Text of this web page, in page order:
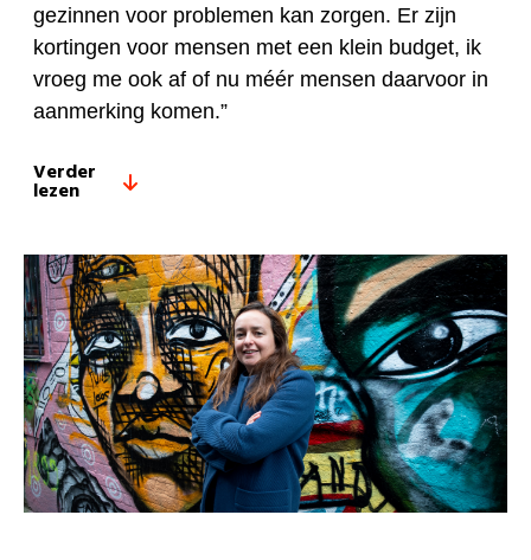
gezinnen voor problemen kan zorgen. Er zijn
kortingen voor mensen met een klein budget, ik
vroeg me ook af of nu méér mensen daarvoor in
aanmerking komen.”
Verder
lezen